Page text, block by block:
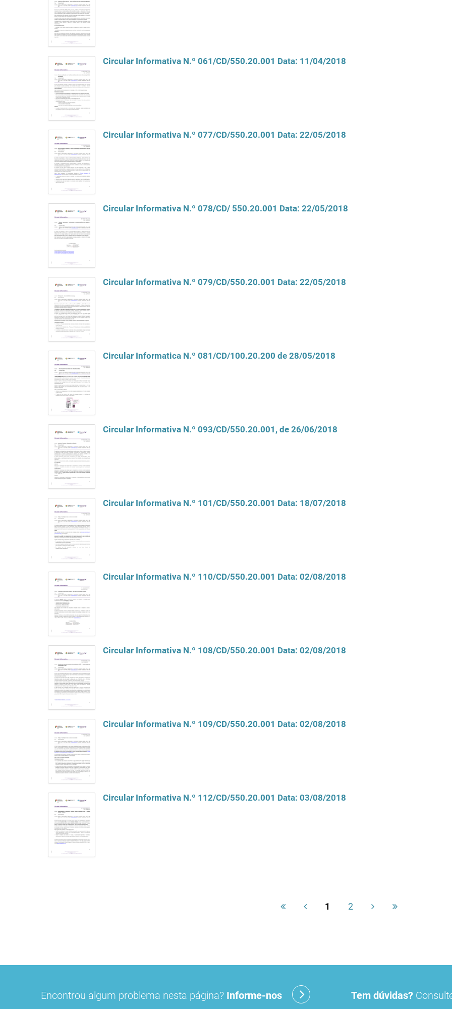
Circular Informativa N.º 061/CD/550.20.001 Data: 11/04/2018
Circular Informativa N.º 077/CD/550.20.001 Data: 22/05/2018
Circular Informativa N.º 078/CD/ 550.20.001 Data: 22/05/2018
Circular Informativa N.º 079/CD/550.20.001 Data: 22/05/2018
Circular Informatica N.º 081/CD/100.20.200 de 28/05/2018
Circular Informativa N.º 093/CD/550.20.001, de 26/06/2018
Circular Informativa N.º 101/CD/550.20.001 Data: 18/07/2018
Circular Informativa N.º 110/CD/550.20.001 Data: 02/08/2018
Circular Informativa N.º 108/CD/550.20.001 Data: 02/08/2018
Circular Informativa N.º 109/CD/550.20.001 Data: 02/08/2018
Circular Informativa N.º 112/CD/550.20.001 Data: 03/08/2018
1 2
Encontrou algum problema nesta página? Informe-nos Tem dúvidas?